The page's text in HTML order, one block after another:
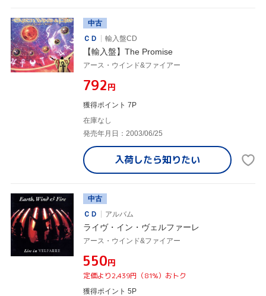
中古
ＣＤ
輸入盤CD
【輸入盤】The Promise
アース・ウインド&ファイアー
¥792円
獲得ポイント 7P
在庫なし
発売年月日：2003/06/25
入荷したら知りたい
中古
ＣＤ
アルバム
ライヴ・イン・ヴェルファーレ
アース・ウインド&ファイアー
¥550円
定価より2,439円（81%）おトク
獲得ポイント 5P